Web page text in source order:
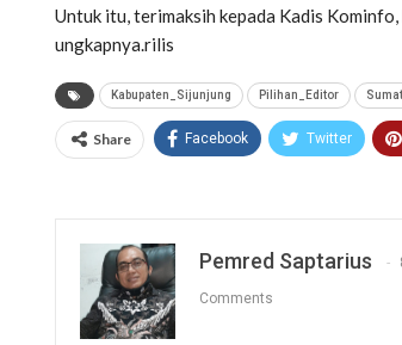
Untuk itu, terimaksih kepada Kadis
ungkapnya.rilis
Kabupaten_Sijunjung Pilihan_Editor
Share Facebook Twitter
Pemred Saptarius
Comments